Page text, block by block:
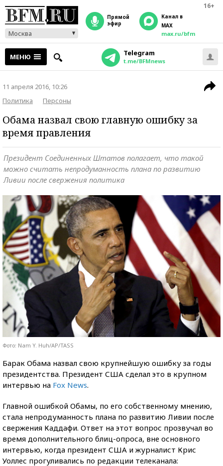
16+
Москва
прямой
эфир
Канал в
MAX
max.ru/bfm
МЕНЮ Telegram
t.me/BFMnews
11 апреля 2016, 10:26
Политика
Персоны
Обама назвал свою главную ошибку за
время правления
Президент Соединенных Штатов полагает, что такой
можно считать непродуманность плана по развитию
Ливии после свержения политика
Фото: Nam Y. Huh/AP/TASS
Барак Обама назвал свою крупнейшую ошибку за годы
президентства. Президент США сделал это в крупном
интервью на Fox News.
Главной ошибкой Обамы, по его собственному мнению,
стала непродуманность плана по развитию Ливии после
свержения Каддафи. Ответ на этот вопрос прозвучал во
время дополнительного блиц-опроса, вне основного
интервью, когда президент США и журналист Крис
Уоллес прогуливались по редакции телеканала: